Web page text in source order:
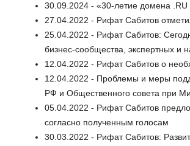
30.09.2024 - «30-летие домена
27.04.2022 - Рифат Сабитов
25.04.2022 - Рифат Сабитов:
бизнес-сообщества, экспертных и
12.04.2022 - Рифат Сабитов о
12.04.2022 - Проблемы и меры
РФ и Общественного совета при
05.04.2022 - Рифат Сабитов
согласно полученным голосам
30.03.2022 - Рифат Сабитов: